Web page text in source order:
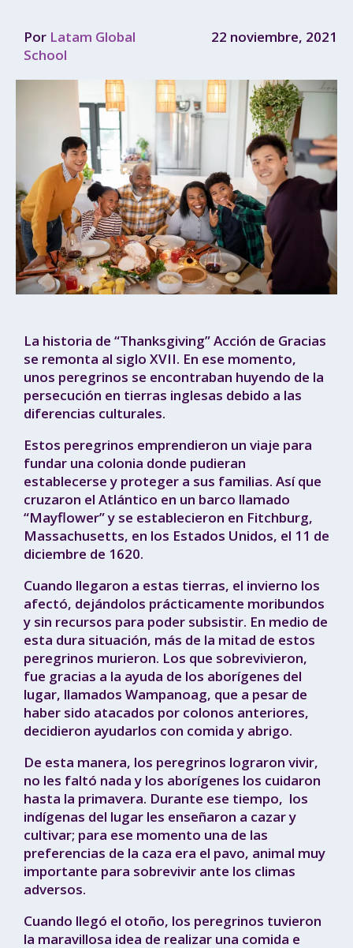
Por Latam Global
School
22 noviembre, 2021
La historia de “Thanksgiving” Acción de Gracias
se remonta al siglo XVII. En ese momento,
unos peregrinos se encontraban huyendo de la
persecución en tierras inglesas debido a las
diferencias culturales.
Estos peregrinos emprendieron un viaje para
fundar una colonia donde pudieran
establecerse y proteger a sus familias. Así que
cruzaron el Atlántico en un barco llamado
“Mayflower” y se establecieron en Fitchburg,
Massachusetts, en los Estados Unidos, el 11 de
diciembre de 1620.
Cuando llegaron a estas tierras, el invierno los
afectó, dejándolos prácticamente moribundos
y sin recursos para poder subsistir. En medio de
esta dura situación, más de la mitad de estos
peregrinos murieron. Los que sobrevivieron,
fue gracias a la ayuda de los aborígenes del
lugar, llamados Wampanoag, que a pesar de
haber sido atacados por colonos anteriores,
decidieron ayudarlos con comida y abrigo.
De esta manera, los peregrinos lograron vivir,
no les faltó nada y los aborígenes los cuidaron
hasta la primavera. Durante ese tiempo, los
indígenas del lugar les enseñaron a cazar y
cultivar; para ese momento una de las
preferencias de la caza era el pavo, animal muy
importante para sobrevivir ante los climas
adversos.
Cuando llegó el otoño, los peregrinos tuvieron
la maravillosa idea de realizar una comida e